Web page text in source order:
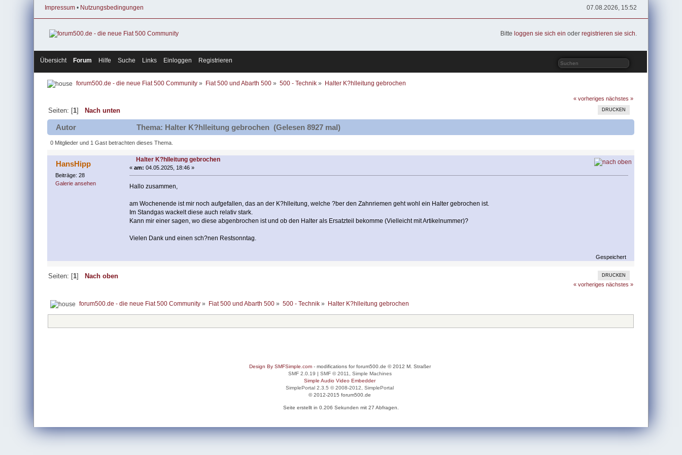
Impressum • Nutzungsbedingungen 07.08.2026, 15:52
Bitte loggen sie sich ein oderregistrieren sie sich.
Übersicht Forum Hilfe Suche Links Einloggen Registrieren
forum500.de - die neue Fiat 500 Community» Fiat 500 und Abarth 500» 500 - Technik » Halter K?hlleitung gebrochen
« vorheriges nächstes »
DRUCKEN
Seiten: [1] Nach unten
Autor Thema: Halter K?hlleitung gebrochen (Gelesen 8927 mal)
0 Mitglieder und 1 Gast betrachten dieses Thema.
HansHipp
Beiträge: 28
Galerie ansehen
Halter K?hlleitung gebrochen
«am: 04.05.2025, 18:46 »
Hallo zusammen,
am Wochenende ist mir noch aufgefallen, das an der K?hlleitung, welche ?ber den Zahnriemen geht wohl ein Halter gebrochen ist.
Im Standgas wackelt diese auch relativ stark.
Kann mir einer sagen, wo diese abgenbrochen ist und ob den Halter als Ersatzteil bekomme (Vielleicht mit Artikelnummer)?
Vielen Dank und einen sch?nen Restsonntag.
Gespeichert
DRUCKEN
Seiten: [1] Nach oben
« vorheriges nächstes »
forum500.de - die neue Fiat 500 Community» Fiat 500 und Abarth 500» 500 - Technik » Halter K?hlleitung gebrochen
Design By SMFSimple.com- modifications for forum500.de © 2012 M. Straßer
SMF 2.0.19 | SMF © 2011
Simple Machines
Simple Audio Video Embedder
SimplePortal 2.3.5 © 2008-2012, SimplePortal
© 2012-2015 forum500.de
Seite erstellt in 0.206 Sekunden mit 27 Abfragen.